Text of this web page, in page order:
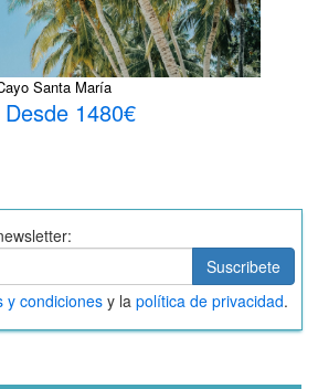
Santa María
Desde 1480€
Suscribete
y condiciones y la política de privacidad.